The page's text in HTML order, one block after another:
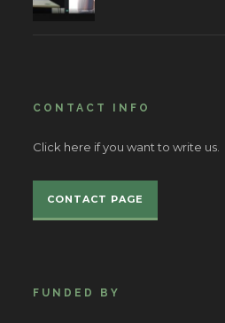
CONTACT INFO
Click here if you want to write us.
CONTACT PAGE
FUNDED BY